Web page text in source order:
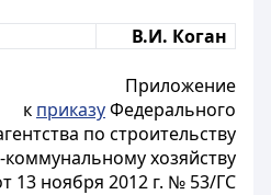
В.И. Коган
Приложение
к приказуФедерального
по строительству
хозяйству
13 ноября 2012 г. № 53/ГС